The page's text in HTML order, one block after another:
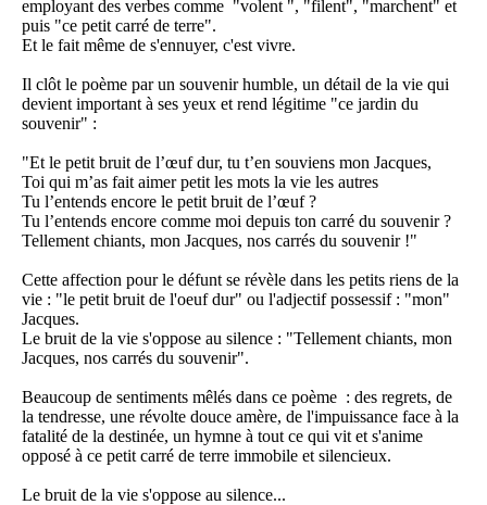
employant des verbes comme "volent ", "filent", "marchent" et
puis "ce petit carré de terre".
Et le fait même de s'ennuyer, c'est vivre.
Il clôt le poème par un souvenir humble, un détail de la vie qui
devient important à ses yeux et rend légitime "ce jardin du
souvenir" :
"Et le petit bruit de l’œuf dur, tu t’en souviens mon Jacques,
Toi qui m’as fait aimer petit les mots la vie les autres
Tu l’entends encore le petit bruit de l’œuf ?
Tu l’entends encore comme moi depuis ton carré du souvenir ?
Tellement chiants, mon Jacques, nos carrés du souvenir !"
Cette affection pour le défunt se révèle dans les petits riens de la
vie : "le petit bruit de l'oeuf dur" ou l'adjectif possessif : "mon"
Jacques.
Le bruit de la vie s'oppose au silence : "Tellement chiants, mon
Jacques, nos carrés du souvenir".
Beaucoup de sentiments mêlés dans ce poème : des regrets, de
la tendresse, une révolte douce amère, de l'impuissance face à la
fatalité de la destinée, un hymne à tout ce qui vit et s'anime
opposé à ce petit carré de terre immobile et silencieux.
Le bruit de la vie s'oppose au silence...